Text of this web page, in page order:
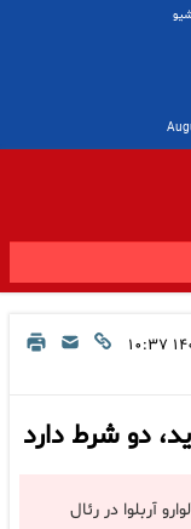
دو شرط دارد
آربلوا در رئال